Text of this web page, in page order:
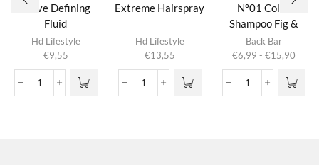
Wave Defining
Fluid
Hd Lifestyle
€9,55
Wave
Extreme Hairspray
Hd Lifestyle
€13,55
Extreme
Nº01 Color
Shampoo Fig &
Almond
Back Bar
€6,99 - €15,90
tot
Nº01
heeft
meerdere
Deze optie